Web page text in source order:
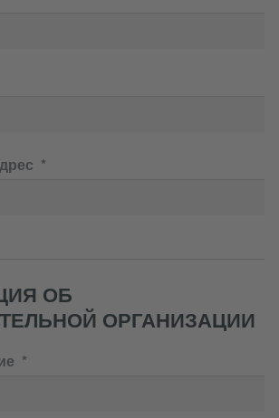
ОБ
ОРГАНИЗАЦИИ